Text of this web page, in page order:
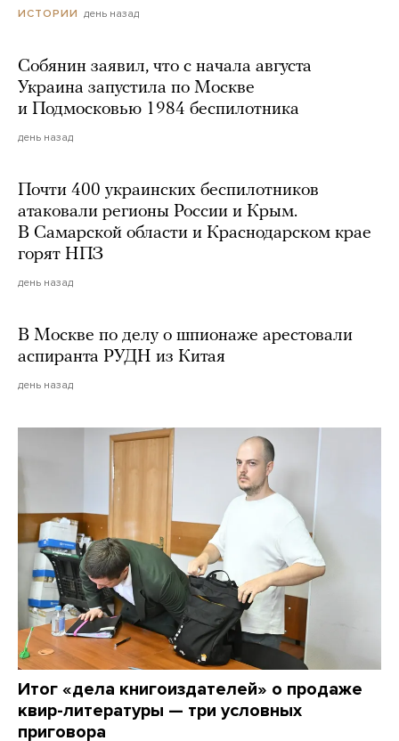
ИСТОРИИ день назад
Собянин заявил, что с начала августа
Украина запустила по Москве
и Подмосковью 1984 беспилотника
день назад
Почти 400 украинских беспилотников
атаковали регионы России и Крым.
В Самарской области и Краснодарском крае
горят НПЗ
день назад
В Москве по делу о шпионаже арестовали
аспиранта РУДН из Китая
день назад
Итог «дела книгоиздателей» о продаже
квир-литературы — три условных
приговора